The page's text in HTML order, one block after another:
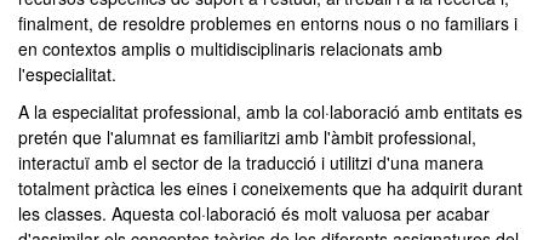
finalment, de resoldre problemes en entorns nous o no familiars i
en contextos amplis o multidisciplinaris relacionats amb
l'especialitat.
A la especialitat professional, amb la col·laboració amb entitats es
pretén que l'alumnat es familiaritzi amb l'àmbit professional,
interactuï amb el sector de la traducció i utilitzi d'una manera
totalment pràctica les eines i coneixements que ha adquirit durant
les classes. Aquesta col·laboració és molt valuosa per acabar